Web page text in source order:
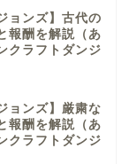
ョンズ】古代の
報酬を解説（あ
クラフトダンジ
ョンズ】厳粛な
報酬を解説（あ
クラフトダンジ